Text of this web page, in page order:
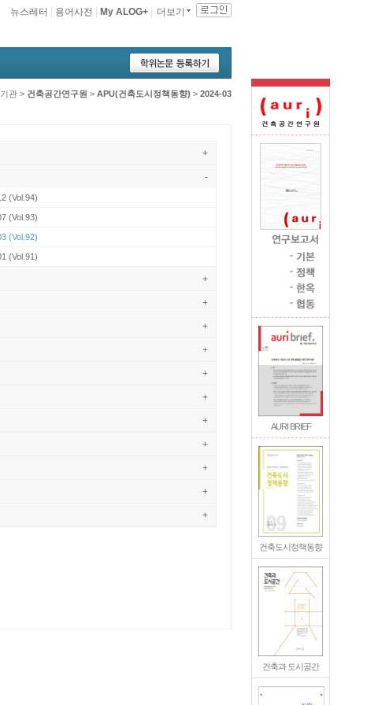
AURI BRIEF
건축도시정책동향
건축과 도시공간
더보기
My ALOG+
용어사전
뉴스레터
관 > 건축공간연구원 > APU(건축도시정책동향) > 2024-03
+
-
(Vol.94)
(Vol.93)
(Vol.92)
(Vol.91)
+
+
+
+
+
+
+
+
+
+
+